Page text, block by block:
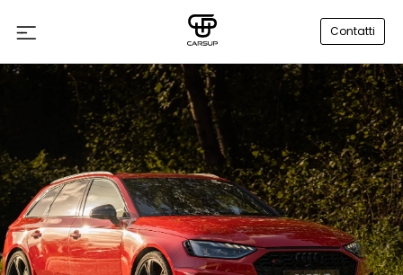
Contatti